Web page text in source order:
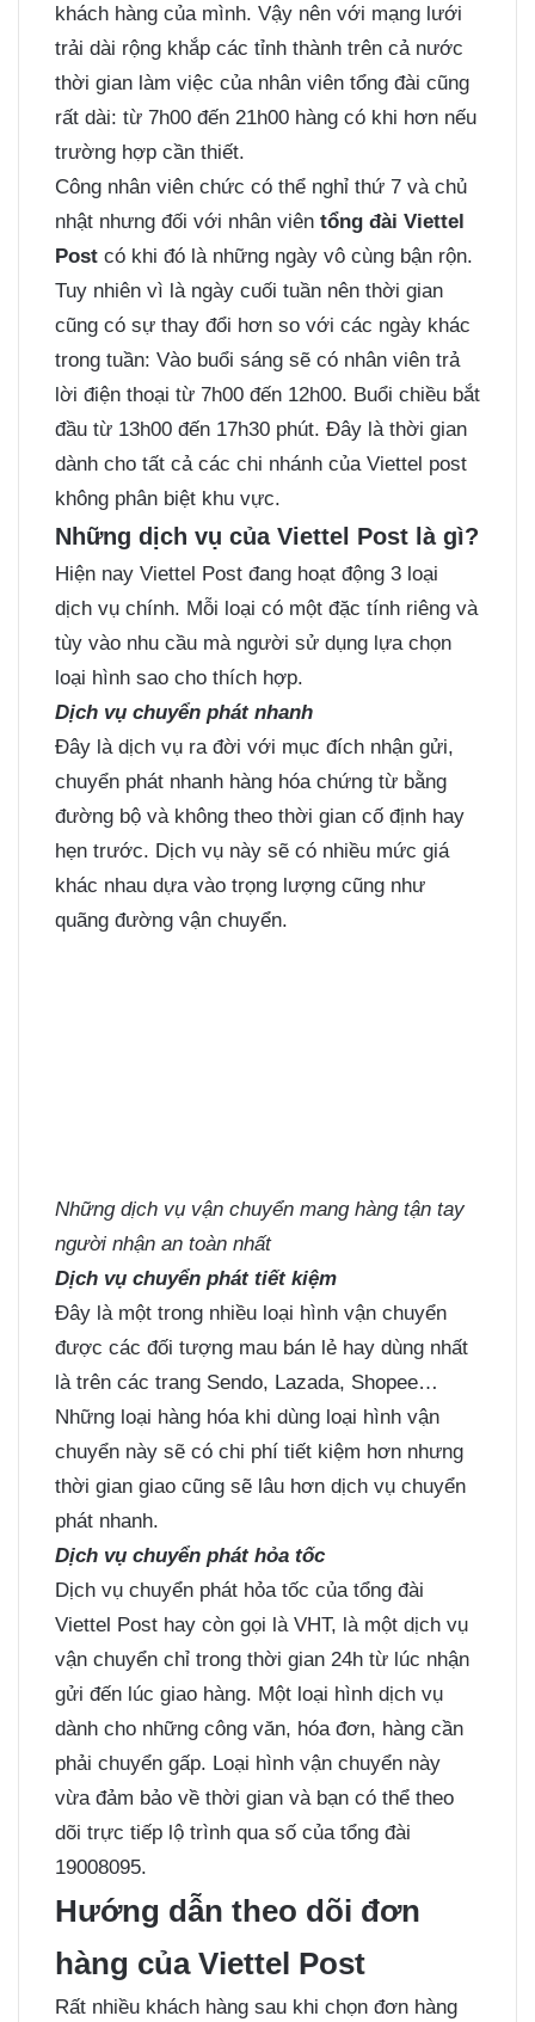
khách hàng của mình. Vậy nên với mạng lưới
trải dài rộng khắp các tỉnh thành trên cả nước
thời gian làm việc của nhân viên tổng đài cũng
rất dài: từ 7h00 đến 21h00 hàng có khi hơn nếu
trường hợp cần thiết.
Công nhân viên chức có thể nghỉ thứ 7 và chủ
nhật nhưng đối với nhân viên tổng đài Viettel
Post có khi đó là những ngày vô cùng bận rộn.
Tuy nhiên vì là ngày cuối tuần nên thời gian
cũng có sự thay đổi hơn so với các ngày khác
trong tuần: Vào buổi sáng sẽ có nhân viên trả
lời điện thoại từ 7h00 đến 12h00. Buổi chiều bắt
đầu từ 13h00 đến 17h30 phút. Đây là thời gian
dành cho tất cả các chi nhánh của Viettel post
không phân biệt khu vực.
Những dịch vụ của Viettel Post là gì?
Hiện nay Viettel Post đang hoạt động 3 loại
dịch vụ chính. Mỗi loại có một đặc tính riêng và
tùy vào nhu cầu mà người sử dụng lựa chọn
loại hình sao cho thích hợp.
Dịch vụ chuyển phát nhanh
Đây là dịch vụ ra đời với mục đích nhận gửi,
chuyển phát nhanh hàng hóa chứng từ bằng
đường bộ và không theo thời gian cố định hay
hẹn trước. Dịch vụ này sẽ có nhiều mức giá
khác nhau dựa vào trọng lượng cũng như
quãng đường vận chuyển.
Những dịch vụ vận chuyển mang hàng tận tay
người nhận an toàn nhất
Dịch vụ chuyển phát tiết kiệm
Đây là một trong nhiều loại hình vận chuyển
được các đối tượng mau bán lẻ hay dùng nhất
là trên các trang Sendo, Lazada, Shopee…
Những loại hàng hóa khi dùng loại hình vận
chuyển này sẽ có chi phí tiết kiệm hơn nhưng
thời gian giao cũng sẽ lâu hơn dịch vụ chuyển
phát nhanh.
Dịch vụ chuyển phát hỏa tốc
Dịch vụ chuyển phát hỏa tốc của tổng đài
Viettel Post hay còn gọi là VHT, là một dịch vụ
vận chuyển chỉ trong thời gian 24h từ lúc nhận
gửi đến lúc giao hàng. Một loại hình dịch vụ
dành cho những công văn, hóa đơn, hàng cần
phải chuyển gấp. Loại hình vận chuyển này
vừa đảm bảo về thời gian và bạn có thể theo
dõi trực tiếp lộ trình qua số của tổng đài
19008095.
Hướng dẫn theo dõi đơn
hàng của Viettel Post
Rất nhiều khách hàng sau khi chọn đơn hàng